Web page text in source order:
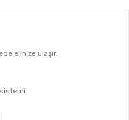
elinize ulaşır.